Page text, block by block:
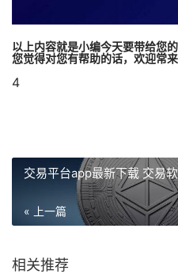
以上内容就是小编今天要带给您
您觉得对您有帮助的话，欢迎常来
4
交易平台app最新下载 交易
« 上一篇
相关推荐